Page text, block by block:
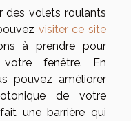
des volets roulants
visiter ce site
à prendre pour
fenêtre. En
pouvez améliorer
de votre
une barrière qui